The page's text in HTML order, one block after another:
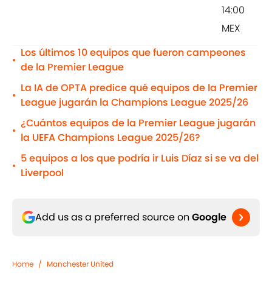
14:00
MEX
•
Los últimos 10 equipos que fueron campeones
de la Premier League
•
La IA de OPTA predice qué equipos de la Premier
League jugarán la Champions League 2025/26
•
¿Cuántos equipos de la Premier League jugarán
la UEFA Champions League 2025/26?
•
5 equipos a los que podría ir Luis Díaz si se va del
Liverpool
Add us as a preferred source on Google
Home / Manchester United